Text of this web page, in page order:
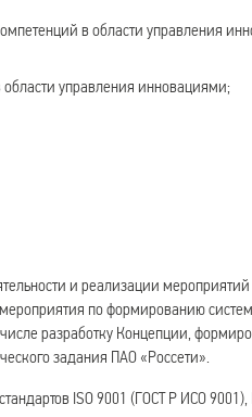
в области управления
управления инновациями;
и реализации мероприятий
по формированию
разработку Концепции,
задания ПАО «Россети».
ISO 9001 (ГОСТ Р ИСО 9001),